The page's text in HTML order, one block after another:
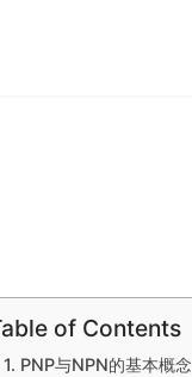
of Contents
1. PNP与NPN的基本概念